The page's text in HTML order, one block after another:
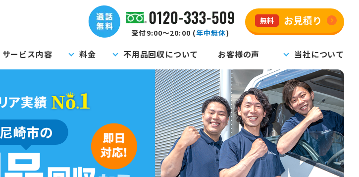
受付9:00～20:00 (年中無休)
無料 お見積り
サービス内容 料金 不用品回収について お客様の声 当社について
尼崎市の